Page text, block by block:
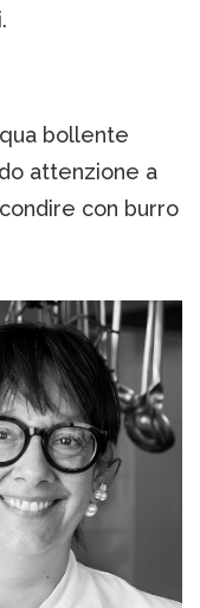
bollente
attenzione a
con burro